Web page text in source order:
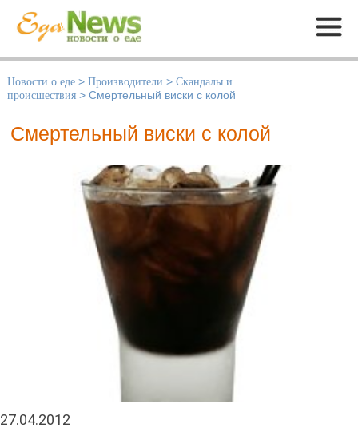
Меню
Новости о еде > Производители > Скандалы и
происшествия > Смертельный виски с колой
Смертельный виски с колой
27.04.2012